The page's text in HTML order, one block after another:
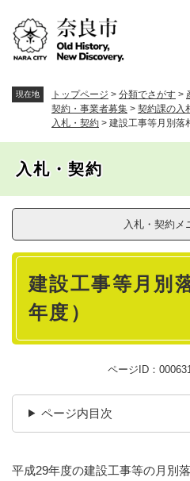
。
現在地 トップページ > 分類でさがす >
契約・事業者募集 > 契約課の入
入札・契約 > 建設工事等月別落
入札・契約
入札・契約メ
本
建設工事等月別
年度）
ページID：
ページ内目次
平成29年度の建設工事等の月別落